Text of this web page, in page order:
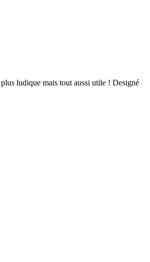
ludique mais tout aussi utile ! Designé